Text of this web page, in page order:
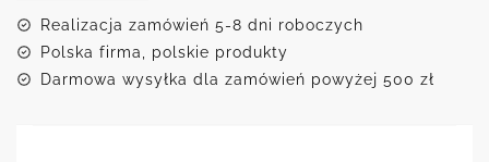
Realizacja zamówień 5-8 dni roboczych
Polska firma, polskie produkty
Darmowa wysyłka dla zamówień powyżej 500 zł